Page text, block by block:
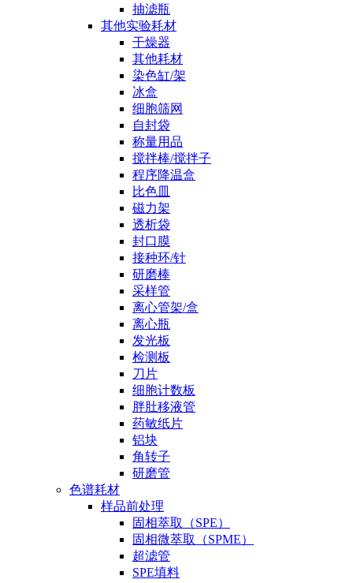
抽滤瓶
其他实验耗材
干燥器
其他耗材
染色缸/架
冰盒
细胞筛网
自封袋
称量用品
搅拌棒/搅拌子
程序降温盒
比色皿
磁力架
透析袋
封口膜
接种环/针
研磨棒
采样管
离心管架/盒
离心瓶
发光板
检测板
刀片
细胞计数板
胖肚移液管
药敏纸片
铝块
角转子
研磨管
色谱耗材
样品前处理
固相萃取（SPE）
固相微萃取（SPME）
超滤管
SPE填料